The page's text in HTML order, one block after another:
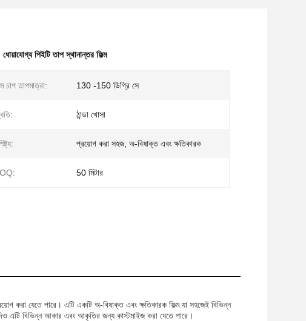
ধোয়াযোগ্য পিইটি তাপ স্থানান্তর ফিল্ম
চাপ তাপমাত্রা: 130 -150 ডিগ্রি সে
ঠান্ডা খোসা
প্রয়োগ করা সহজ, অ-বিষাক্ত এবং ক্ষতিকারক
50 মিটার
করা যেতে পারে। এটি একটি অ-বিষাক্ত এবং ক্ষতিকারক ফিল্ম যা সহজেই বিভিন্ন
এটি বিভিন্ন আকার এবং আকৃতির জন্য কাস্টমাইজ করা যেতে পারে।